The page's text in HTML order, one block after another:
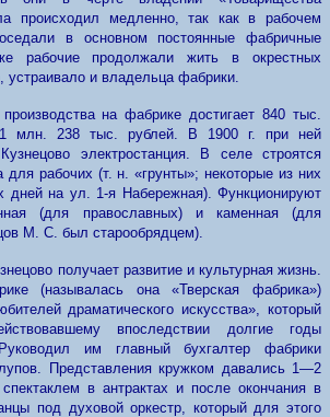
происходил медленно, так как в рабочем
в основном постоянные фабричные
рабочие продолжали жить в окрестных
устраивало и владельца фабрики.
на фабрике достигает 840 тыс.
млн. 238 тыс. рублей. В 1900 г. при ней
электростанция. В селе строятся
для рабочих (т. н. «грунты»; некоторые из них
дней на ул. 1-я Набережная). Функционируют
(для православных) и каменная (для
М. С. был старообрядцем).
получает развитие и культурная жизнь.
(называлась она «Тверская фабрика»)
драматического искусства», который
впоследствии долгие годы
им главный бухгалтер фабрики
Представления кружком давались 1—2
в антрактах и после окончания в
под духовой оркестр, который для этого